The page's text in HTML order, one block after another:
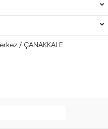
/ ÇANAKKALE